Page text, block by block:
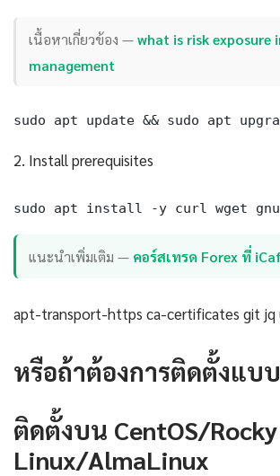
เนื้อหาเกี่ยวข้อง —what is risk exposure
management
sudo apt update && sudo apt
2. Install prerequisites
sudo apt install -y curl wget
แนะนำเพิ่มเติม — คอร์สเทรด Forex ที่
apt-transport-https ca-certificates git jq
หรือถ้าต้องการติดตั้งแบ
ติดตั้งบน CentOS/Rocky
Linux/AlmaLinux